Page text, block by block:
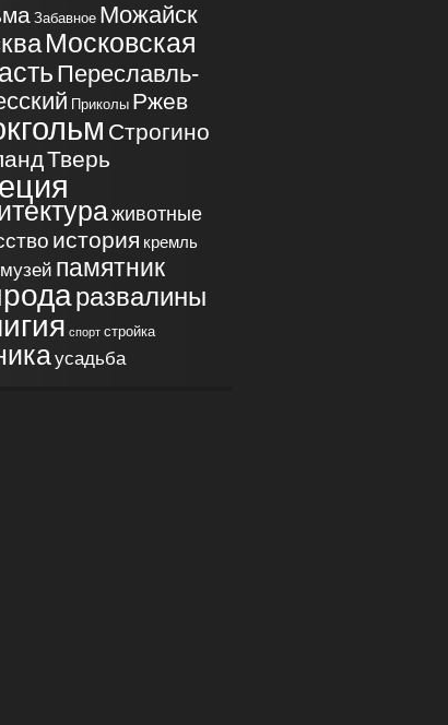
Забавное Можайск
Московская
Переславль-
Приколы Ржев
Строгино
Тверь
животные
история кремль
музей памятник
развалины
спорт стройка
усадьба